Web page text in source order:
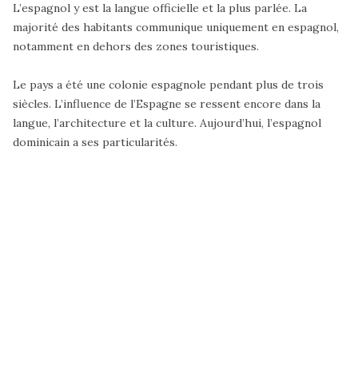
L’espagnol y est la langue officielle et la plus parlée. La
majorité des habitants communique uniquement en espagnol,
notamment en dehors des zones touristiques.
Le pays a été une colonie espagnole pendant plus de trois
siècles. L’influence de l’Espagne se ressent encore dans la
langue, l’architecture et la culture. Aujourd’hui, l’espagnol
dominicain a ses particularités.